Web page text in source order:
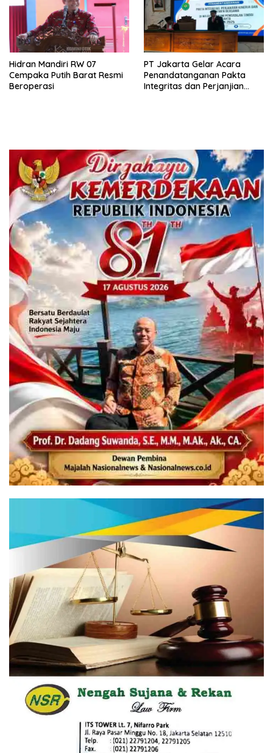
Hidran Mandiri RW 07
Cempaka Putih Barat Resmi
Beroperasi
PT Jakarta Gelar Acara
Penandatanganan Pakta
Integritas dan Perjanjian